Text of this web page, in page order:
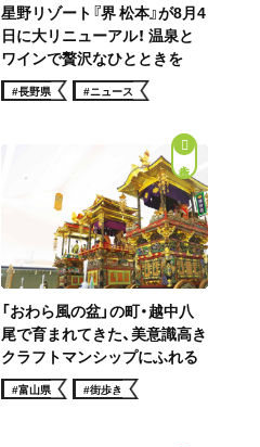
星野リゾート『界 松本』が8月4
日に大リニューアル！ 温泉と
ワインで贅沢なひとときを
#長野県 #ニュース
街歩き
「おわら風の盆」の町・越中八
尾で育まれてきた、美意識高き
クラフトマンシップにふれる
#富山県 #街歩き